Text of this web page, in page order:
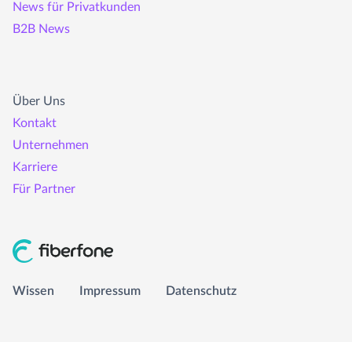
Impressum
info@fiberfone.de
News für Privatkunden
B2B News
Über Uns
Kontakt
Unternehmen
Karriere
Für Partner
Wissen Impressum Datenschutz